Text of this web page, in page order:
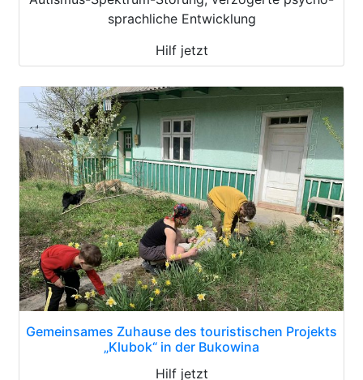
sprachliche Entwicklung
Hilf jetzt
Gemeinsames Zuhause des touristischen Projekts
„Klubok“ in der Bukowina
Hilf jetzt